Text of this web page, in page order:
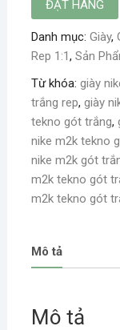
Danh mục: Giày,
Rep 1:1 , Sản
Từ khóa: giày
trắng rep, giày
tekno gót trắng,
nike m2k tekno
nike m2k gót
m2k tekno gót
m2k tekno gót
Mô tả
Mô tả